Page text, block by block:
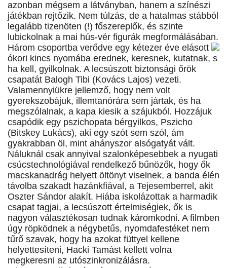
azonban mégsem a látványban, hanem a színészi
játékban rejtőzik. Nem túlzás, de a hatalmas stábból
legalább tizenöten (!) főszereplők, és szinte
lubickolnak a mai hús-vér figurák megformálásában.
Három csoportba verődve egy kétezer éve elásott
ókori kincs nyomába erednek, keresnek, kutatnak, s
ha kell, gyilkolnak. A lecsúszott biztonsági őrök
csapatát Balogh Tibi (Kovács Lajos) vezeti.
Valamennyiükre jellemző, hogy nem volt
gyerekszobájuk, illemtanórára sem jártak, és ha
megszólalnak, a kapa kiesik a szájukból. Hozzájuk
csapódik egy pszichopata bérgyilkos, Pszicho
(Bitskey Lukács), aki egy szót sem szól, ám
gyakrabban öl, mint ahányszor alsógatyát vált.
Náluknál csak annyival szalonképesebbek a nyugati
csúcstechnológiával rendelkező bűnözők, hogy ők
macskanadrág helyett öltönyt viselnek, a banda élén
távolba szakadt hazánkfiával, a Tejesemberrel, akit
Oszter Sándor alakít. Hiába iskolázottak a harmadik
csapat tagjai, a lecsúszott értelmiségiek, ők is
nagyon választékosan tudnak káromkodni. A filmben
úgy röpködnek a négybetűs, nyomdafestéket nem
tűrő szavak, hogy ha azokat füttyel kellene
helyettesíteni, Hacki Tamást kellett volna
megkeresni az utószinkronizálásra.